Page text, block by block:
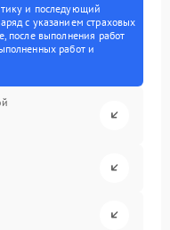
и последующий
с указанием страховых
после выполнения работ
работ и